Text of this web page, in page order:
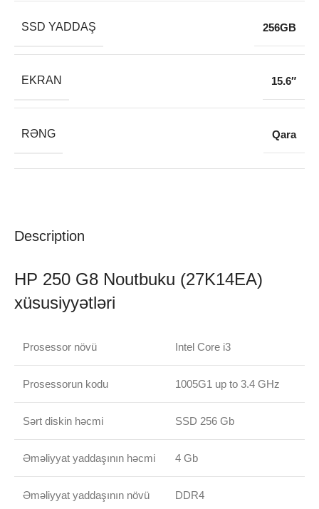
Description
HP 250 G8 Noutbuku (27K14EA)
xüsusiyyətləri
Prosessor növü Intel Core i3
Prosessorun kodu 1005G1 up to 3.4 GHz
Sərt diskin həcmi SSD 256 Gb
Əməliyyat yaddaşının həcmi 4 Gb
Əməliyyat yaddaşının növü DDR4
SSD YADDAŞ 256GB
EKRAN 15.6″
RƏNG Qara